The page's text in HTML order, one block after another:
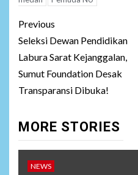
Post
navigation
Previous
Seleksi Dewan Pendidikan
Labura Sarat Kejanggalan,
Sumut Foundation Desak
Transparansi Dibuka!
MORE STORIES
NEWS